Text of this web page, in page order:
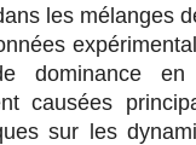
les mélanges
dominance en
causées
sur les